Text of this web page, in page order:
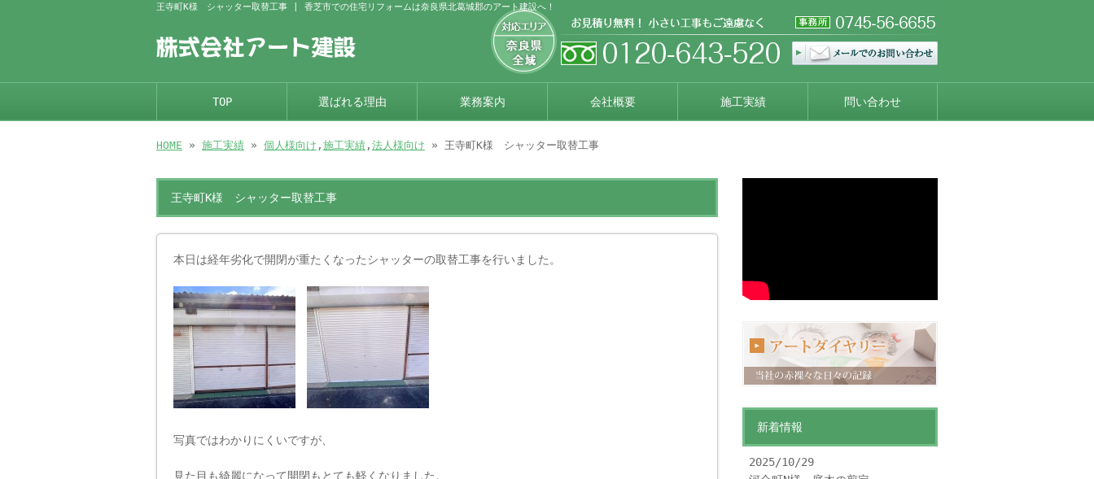
王寺町K様 シャッター取替工事 | 香芝市での住宅リフォームは奈良県北葛城郡のアート建設へ！
TOP 選ばれる理由 業務案内 会社概要 施工実績 問い合わせ
HOME » 施工実績 » 個人様向け , 施工実績 , 法人様向け » 王寺町K様 シャッター取替工事
王寺町K様 シャッター取替工事
本日は経年劣化で開閉が重たくなったシャッターの取替工事を行いました。
写真ではわかりにくいですが、
見た目も綺麗になって開閉もとても軽くなりました。
新着情報
2025/10/29